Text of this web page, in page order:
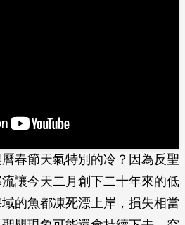
春節天氣特別的冷？因為反聖
讓今天二月創下二十年來的低
的魚都凍死漂上岸，損失相當